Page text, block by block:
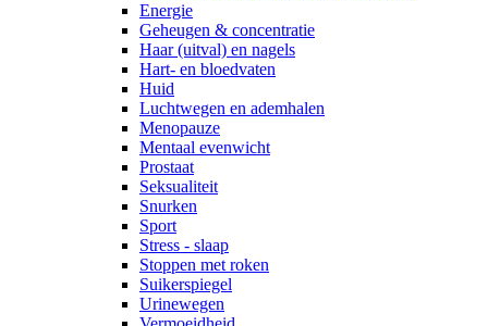
Energie
Geheugen & concentratie
Haar (uitval) en nagels
Hart- en bloedvaten
Huid
Luchtwegen en ademhalen
Menopauze
Mentaal evenwicht
Prostaat
Seksualiteit
Snurken
Sport
Stress - slaap
Stoppen met roken
Suikerspiegel
Urinewegen